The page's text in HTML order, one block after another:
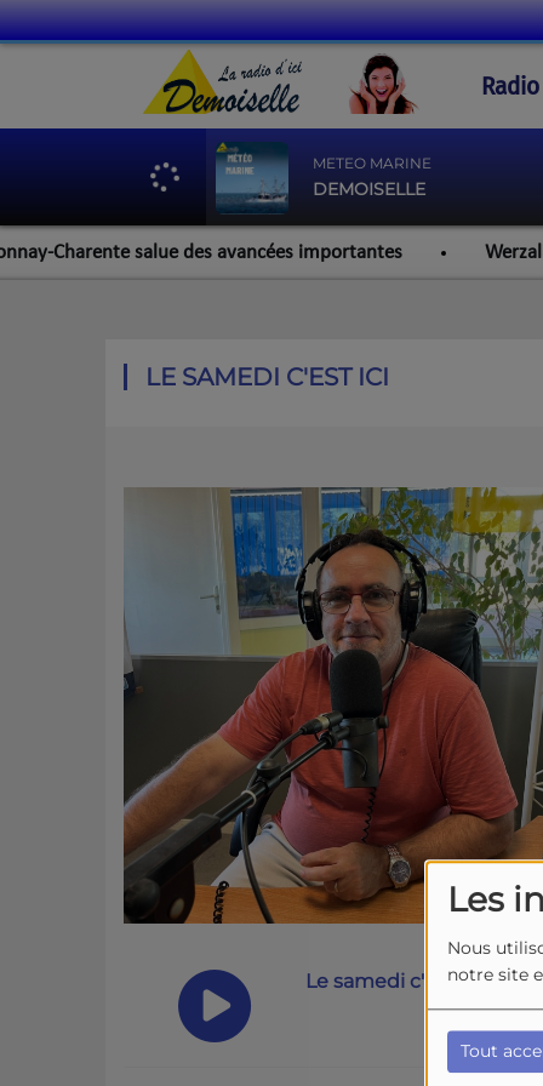
Les
Nous
notre site
Tout
Radio
METEO MARINE
DEMOISELLE
salue des avancées importantes Werzalit
LE SAMEDI C'EST ICI
Le samedi c'est ici du 11